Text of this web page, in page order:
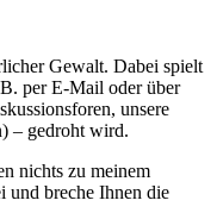
Gewalt. Dabei spielt
per E-Mail oder über
unsere
– gedroht wird.
nichts zu meinem
und breche Ihnen die